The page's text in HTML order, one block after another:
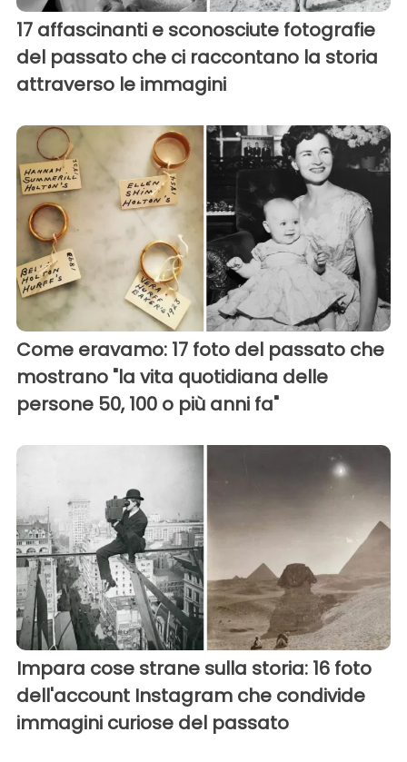
17 affascinanti e sconosciute fotografie
del passato che ci raccontano la storia
attraverso le immagini
Come eravamo: 17 foto del passato che
mostrano "la vita quotidiana delle
persone 50, 100 o più anni fa"
Impara cose strane sulla storia: 16 foto
dell'account Instagram che condivide
immagini curiose del passato